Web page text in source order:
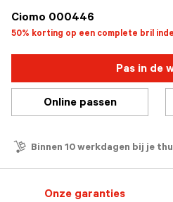
Ciomo 000446
50% korting op een complete bril
Pas in de
Online passen
Binnen 10 werkdagen bij je
Onze garanties